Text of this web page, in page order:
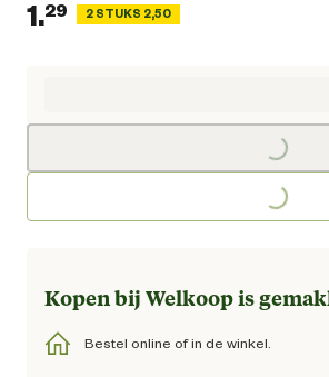
1.29 2 STUKS 2,50
Kopen bij Welkoop is
Bestel online of in de winkel.